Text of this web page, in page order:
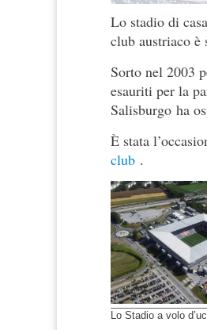
Lo stadio di
club austriaco è
Sorto nel 2003
esauriti per la
Salisburgo ha
È stata
club .
Lo Stadio a volo